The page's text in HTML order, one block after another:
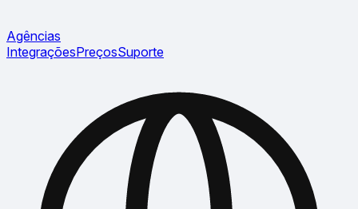
Agências
IntegraçõesPreçosSuporte